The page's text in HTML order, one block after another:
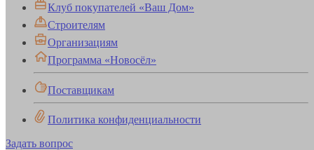
Клуб покупателей «Ваш Дом»
Строителям
Организациям
Программа «Новосёл»
Поставщикам
Политика конфиденциальности
Задать вопрос